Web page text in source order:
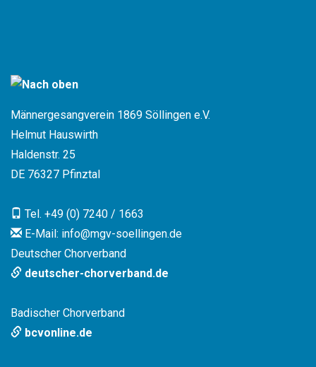
Männergesangverein 1869 Söllingen e.V.
Helmut Hauswirth
Haldenstr. 25
DE 76327 Pfinztal
Tel. +49 (0) 7240 / 1663
E-Mail: info@mgv-soellingen.de
Deutscher Chorverband
deutscher-chorverband.de
Badischer Chorverband
bcvonline.de